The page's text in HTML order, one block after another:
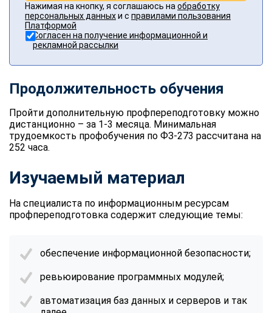
Нажимая на кнопку, я соглашаюсь на обработку
персональных данныхи с правилами пользования
Платформой
Согласен на получение информационной и
рекламной рассылки
Продолжительность обучения
Пройти дополнительную профпереподготовку можно
дистанционно – за 1-3 месяца. Минимальная
трудоемкость профобучения по ФЗ-273 рассчитана на
252 часа.
Изучаемый материал
На специалиста по информационным ресурсам
профпереподготовка содержит следующие темы:
обеспечение информационной безопасности;
ревьюирование программных модулей;
автоматизация баз данных и серверов и так